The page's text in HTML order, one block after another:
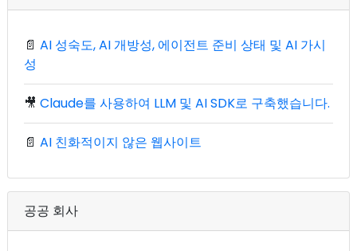
📄 AI 성숙도, AI 개방성, 에이전트 준비 상태 및 AI 가시
성
🎥 Claude를 사용하여 LLM 및 AI SDK로 구축했습니다.
📄 AI 친화적이지 않은 웹사이트
공공 회사